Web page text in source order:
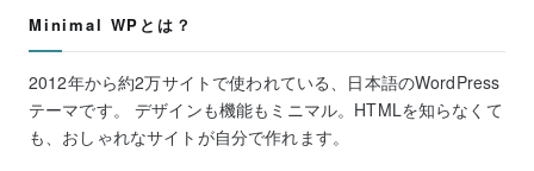
Minimal WPとは？
2012年から約2万サイトで使われている、日本語のWordPress
テーマです。 デザインも機能もミニマル。HTMLを知らなくて
も、おしゃれなサイトが自分で作れます。